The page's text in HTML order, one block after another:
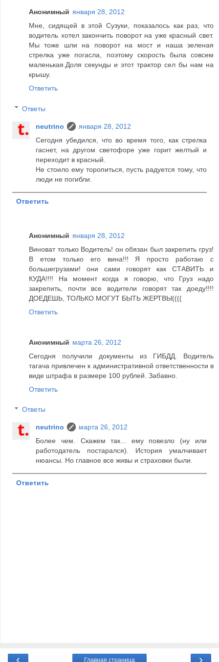
Анонимный января 28, 2012
Мне, сидящей в этой Сузуки, показалось как раз, что
водитель хотел закончить поворот на уже красный свет.
Мы тоже шли на поворот на мост и наша зеленая
стрелка уже погасла, поэтому скорость была совсем
маленькая.Доля секунды и этот трактор сел бы нам на
крышу.
Ответить
Ответы
neutrino
января 28, 2012
Сегодня убедился, что во время того, как стрелка
гаснет, на другом светофоре уже горит желтый и
переходит в красный.
Не стоило ему торопиться, пусть радуется тому, что
люди не погибли.
Ответить
Анонимный января 28, 2012
Виноват только Водитель! он обязан был закрепить груз!
В етом только его вина!!! Я просто работаю с
большегрузами! они сами говорят как СТАВИТЬ и
КУДА!!!! На момент когда я говорю, что Груз надо
закрепить, почти все водители говорят так доеду!!!!
ДОЕДЕШЬ, ТОЛЬКО МОГУТ БЫТЬ ЖЕРТВЫ((((
Ответить
Анонимный марта 26, 2012
Сегодня получили документы из ГИБДД. Водитель
тагача привлечен к административной ответственности в
виде штрафа в размере 100 рублей. Забавно.
Ответить
Ответы
neutrino
марта 26, 2012
Более чем. Скажем так... ему повезло (ну или
работодатель постарался). История умалчивает
нюансы. Но главное все живы и страховки были.
Ответить
‹ ›
Главная страница